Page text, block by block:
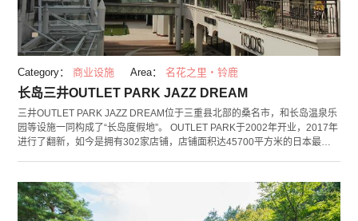
Category： 商业设施 Area： 名花之里・铃鹿
长岛三井OUTLET PARK JAZZ DREAM
三井OUTLET PARK JAZZ DREAM位于三重县北部的桑名市，和长岛温泉乐
园等设施一同构成了“长岛度假地”。 OUTLET PARK于2002年开业，2017年
进行了翻新，如今是拥有302家店铺，店铺面积达45700平方米的日本最大
店等各种美食在这里都能品尝到。 OUTLET PARK的建筑风格模仿了美国的
爵士发源地新奥尔良。这里还设有舞台，定期会举办即兴表演和舞蹈、演唱
会等活动。另外还设有免费的儿童房间，是一处从大人到儿童都能尽情玩乐